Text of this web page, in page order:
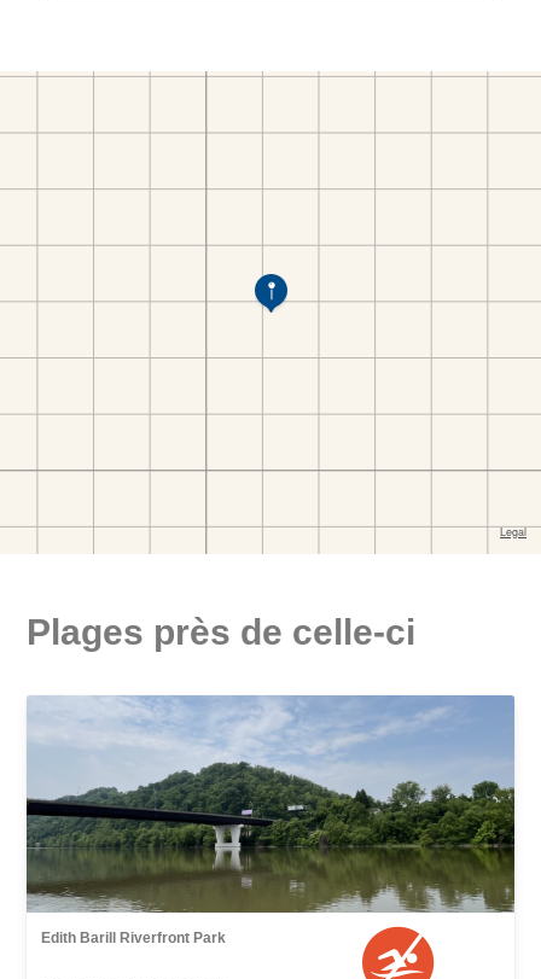
Plages près de celle-ci
Edith Barill Riverfront Park